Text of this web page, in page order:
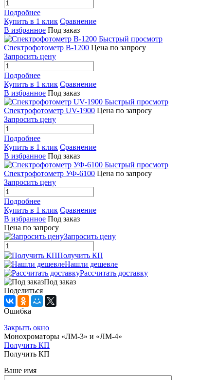
Подробнее
Купить в 1 клик Сравнение
В избранное Под заказ
Быстрый просмотр
Спектрофотометр B-1200 Цена по запросу
Запросить цену
Подробнее
Купить в 1 клик Сравнение
В избранное Под заказ
Быстрый просмотр
Cпектрофотометр UV-1900 Цена по запросу
Запросить цену
Подробнее
Купить в 1 клик Сравнение
В избранное Под заказ
Быстрый просмотр
Спектрофотометр УФ-6100 Цена по запросу
Запросить цену
Подробнее
Купить в 1 клик Сравнение
В избранное Под заказ
Цена по запросу
Запросить цену
Получить КП
Нашли дешевле
Рассчитать доставку
Под заказ
Поделиться
Ошибка
Закрыть окно
Монохроматоры «ЛМ-3» и «ЛМ-4»
Получить КП
Получить КП
Ваше имя